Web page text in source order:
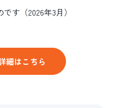
す（2026年3月）
細はこちら